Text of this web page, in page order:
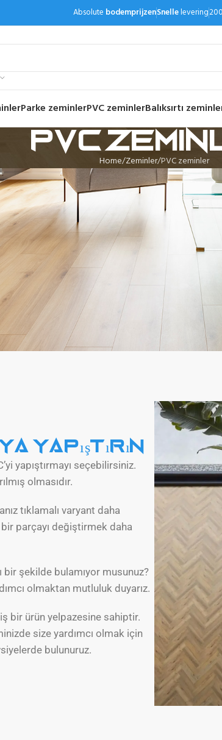
Absolute bodemprijzenSnellelevering
Parke zeminlerPVC zeminlerBalıksırtı
PVC
Home Zeminler PVC zeminler
yapıştırın
yapıştırmayı seçebilirsiniz.
olmasıdır.
tıklamalı varyant daha
bir parçayı değiştirmek daha
bir şekilde bulamıyor musunuz?
olmaktan mutluluk duyarız.
bir ürün yelpazesine sahiptir.
size yardımcı olmak için
bulunuruz.